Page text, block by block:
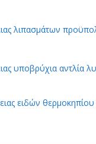
λιπασμάτων
υποβρύχια αντλία
ειδών